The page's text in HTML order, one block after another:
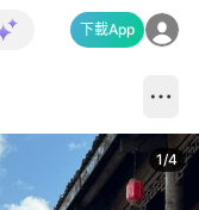
下載App
1/4